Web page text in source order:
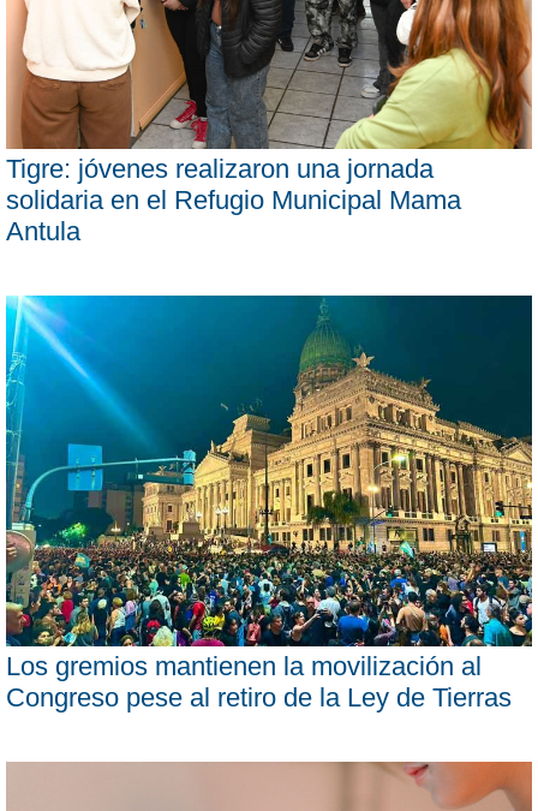
Tigre: jóvenes realizaron una jornada
solidaria en el Refugio Municipal Mama
Antula
Los gremios mantienen la movilización al
Congreso pese al retiro de la Ley de Tierras